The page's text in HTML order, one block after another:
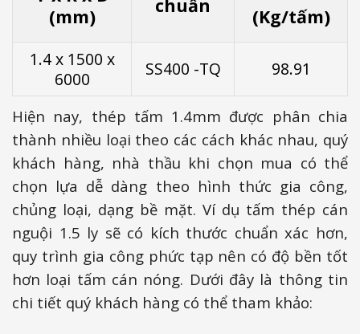
(mm)
chuẩn (Kg/tấm)
1.4 x 1500 x
6000
SS400 -TQ 98.91
Hiện nay, thép tấm 1.4mm được phân chia
thành nhiều loại theo các cách khác nhau, quý
khách hàng, nhà thầu khi chọn mua có thể
chọn lựa dễ dàng theo hình thức gia công,
chủng loại, dạng bề mặt. Ví dụ tấm thép cán
nguội 1.5 ly sẽ có kích thước chuẩn xác hơn,
quy trình gia công phức tạp nên có độ bền tốt
hơn loại tấm cán nóng. Dưới đây là thông tin
chi tiết quý khách hàng có thể tham khảo: